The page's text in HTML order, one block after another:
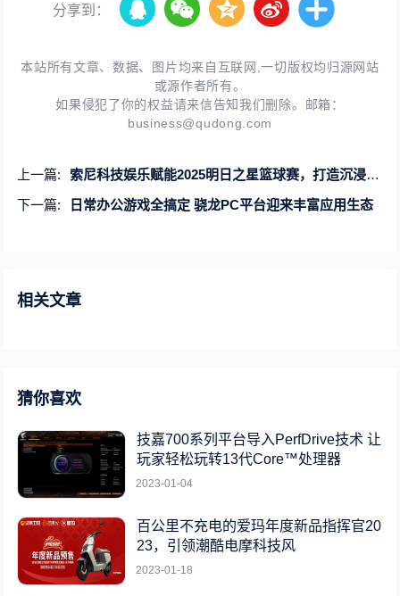
分享到：
本站所有文章、数据、图片均来自互联网,一切版权均归源网站
或源作者所有。
如果侵犯了你的权益请来信告知我们删除。邮箱：
business@qudong.com
上一篇:
索尼科技娱乐赋能2025明日之星篮球赛，打造沉浸体育娱乐新体验
下一篇:
日常办公游戏全搞定 骁龙PC平台迎来丰富应用生态
相关文章
猜你喜欢
技嘉700系列平台导入PerfDrive技术 让
玩家轻松玩转13代Core™处理器
2023-01-04
百公里不充电的爱玛年度新品指挥官20
23，引领潮酷电摩科技风
2023-01-18